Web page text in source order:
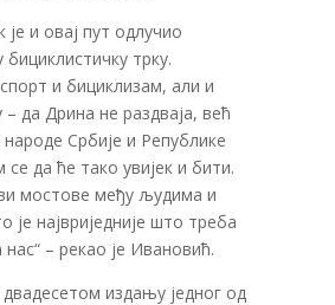
је и овај пут одлучио
трку.
и бициклизам, али и
– да Дрина не раздваја, већ
народе Србије и Републике
се да ће тако увијек и бити.
мостове међу људима и
је највриједније што треба
– рекао је Ивановић.
издању једног од